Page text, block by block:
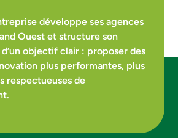
développe ses agences
Ouest et structure son
objectif clair : proposer des
plus performantes, plus
respectueuses de